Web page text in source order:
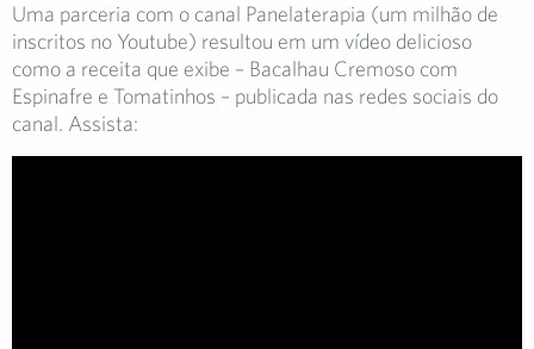
Uma parceria com o canal Panelaterapia (um milhão de
inscritos no Youtube) resultou em um vídeo delicioso
como a receita que exibe – Bacalhau Cremoso com
Espinafre e Tomatinhos – publicada nas redes sociais do
canal. Assista: